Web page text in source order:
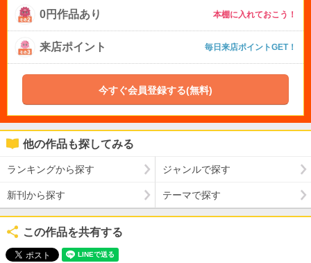
0円作品あり 本棚に入れておこう！
来店ポイント 毎日来店ポイントGET！
今すぐ会員登録する(無料)
他の作品も探してみる
ランキングから探す ジャンルで探す
新刊から探す テーマで探す
この作品を共有する